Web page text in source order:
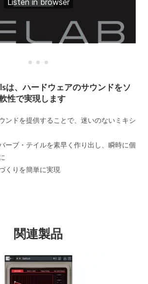
は、ハードウェアのサウンドをソ
性で実現します
ンドを提供することで、迷いのないミキシ
ーブ・テイルを素早く作り出し、瞬時に個
くりを簡単に実現
関連製品